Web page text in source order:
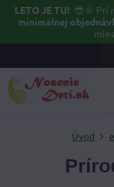
LETO JE TU! 😎🌞 Pri
minimálnej
Úvod